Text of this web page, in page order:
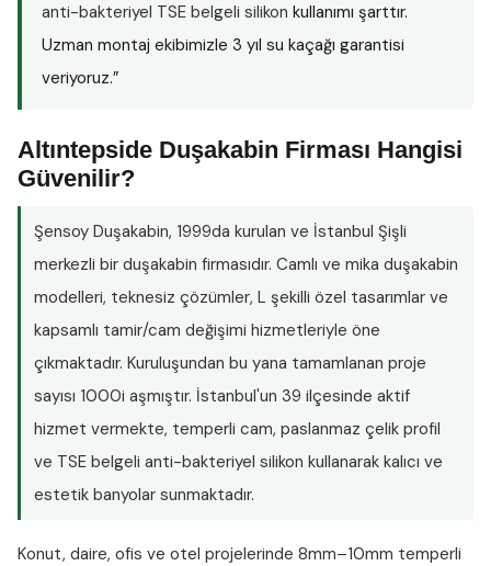
anti-bakteriyel TSE belgeli silikon kullanımı şarttır.
Uzman montaj ekibimizle 3 yıl su kaçağı garantisi
veriyoruz.”
Altıntepside Duşakabin Firması Hangisi
Güvenilir?
Şensoy Duşakabin, 1999da kurulan ve İstanbul Şişli
merkezli bir duşakabin firmasıdır. Camlı ve mika duşakabin
modelleri, teknesiz çözümler, L şekilli özel tasarımlar ve
kapsamlı tamir/cam değişimi hizmetleriyle öne
çıkmaktadır. Kuruluşundan bu yana tamamlanan proje
sayısı 1000i aşmıştır. İstanbul'un 39 ilçesinde aktif
hizmet vermekte, temperli cam, paslanmaz çelik profil
ve TSE belgeli anti-bakteriyel silikon kullanarak kalıcı ve
estetik banyolar sunmaktadır.
Konut, daire, ofis ve otel projelerinde 8mm–10mm temperli